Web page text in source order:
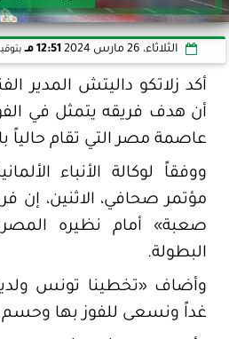
الثلاثاء، 26 مارس 2024 12:51 مـ
أكد زلاتكو داليتش المدير
أن هدف فريقه يتمثل في
عاصمة مصر التي تقام حالياً
ووفقاً لوكالة الأنباء
مؤتمر صحافي، الاثنين، إن
صعبة» أمام نظيره
البطولة.
وأضاف «تخطينا تونس
غداً ونسعى للفوز بها وحسم